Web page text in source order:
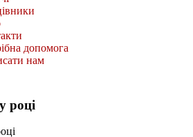
допомога
нам
році